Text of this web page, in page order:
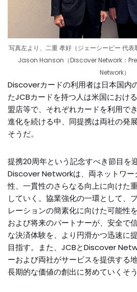
写真左より、二重 孝好（ジェーシービー 代表
Jason Hanson（Discover Network：
Network）
Discoverカードの利用者は日本国内
たJCBカードを持つ人は米国におけ
盟店等で、それぞれカードを利用で
進化を続ける中、同提携は両社の発
そうだ。
提携20周年という記念すべき節目を
Discover Networkは、両ネットワー
性、一貫性のさらなる向上に向けた
していく。協業強化の一環として、
レーションの簡素化に向けた可能性
および将来のパートナーが、安全で
な決済体験を、より円滑かつ迅速に
目指す。また、JCBとDiscover
ーおよび両社がサービスを提供する
長期的な価値の創出に努めていくそう